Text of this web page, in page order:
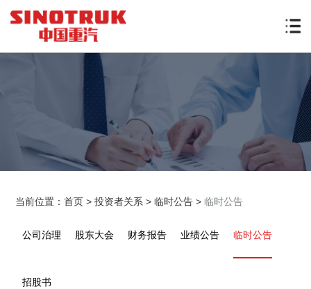
当前位置：首页 >投资者关系 >临时公告 >临时公告
公司治理 股东大会 财务报告 业绩公告 临时公告
招股书